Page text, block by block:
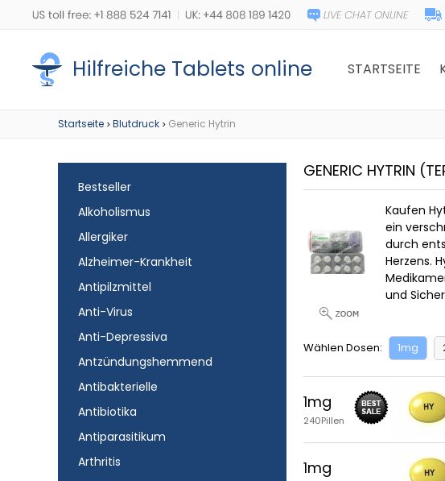
Hilfreiche Tablets online STARTSEITE
Startseite > Blutdruck > Generic Hytrin
Bestseller
Alkoholismus
Allergiker
Alzheimer-Krankheit
Antipilzmittel
Anti-Virus
Anti-Depressiva
Antzündungshemmend
Antibakterielle
Antibiotika
Antiparasitikum
Arthritis
GENERIC HYTRIN
Kaufen
ein
durch
Herzens.
und
Wählen Dosen: 1mg
1mg
240Pillen
1mg